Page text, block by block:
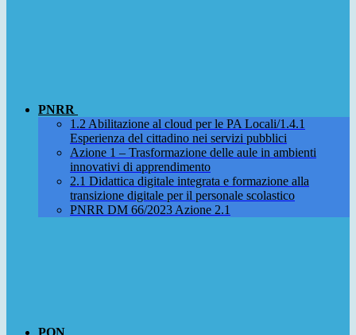
PNRR
1.2 Abilitazione al cloud per le PA Locali/1.4.1
Esperienza del cittadino nei servizi pubblici
Azione 1 – Trasformazione delle aule in ambienti
innovativi di apprendimento
2.1 Didattica digitale integrata e formazione alla
transizione digitale per il personale scolastico
PNRR DM 66/2023 Azione 2.1